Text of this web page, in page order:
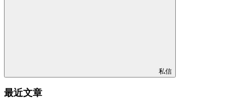
私信
最近文章